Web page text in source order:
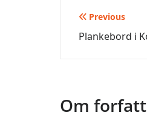
Previous
Plankebord i
Om